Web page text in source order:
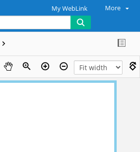
My WebLink More